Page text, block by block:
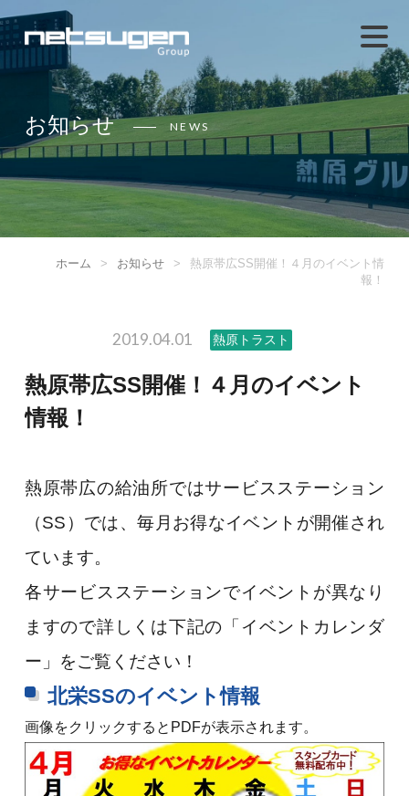
お知らせ NEWS
ホーム > お知らせ >
熱原帯広SS開催！４月のイベント情
報！
2019.04.01 熱原トラスト
熱原帯広SS開催！４月のイベント
情報！
熱原帯広の給油所ではサービスステーション
（SS）では、毎月お得なイベントが開催され
ています。
各サービスステーションでイベントが異なり
ますので詳しくは下記の「イベントカレンダ
ー」をご覧ください！
北栄SSのイベント情報
画像をクリックするとPDFが表示されます。